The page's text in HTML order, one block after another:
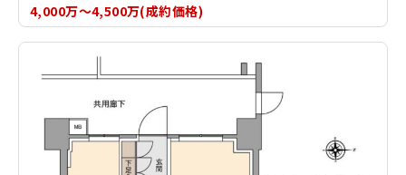
4,000万～4,500万(成約価格)